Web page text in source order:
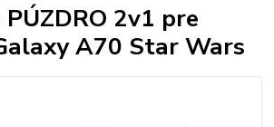
PÚZDRO 2v1 pre
A70 Star Wars